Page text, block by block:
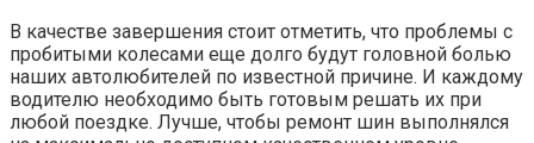
В качестве завершения стоит отметить, что проблемы с
пробитыми колесами еще долго будут головной болью
наших автолюбителей по известной причине. И каждому
водителю необходимо быть готовым решать их при
любой поездке. Лучше, чтобы ремонт шин выполнялся